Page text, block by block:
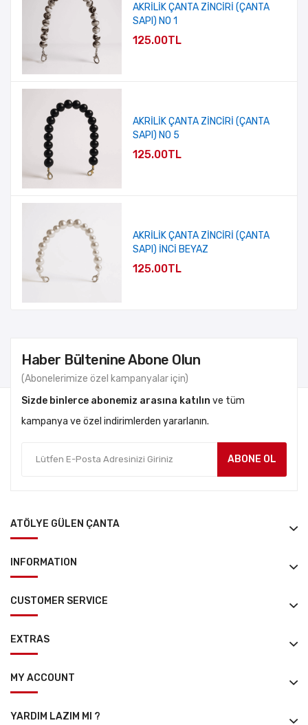
AKRİLİK ÇANTA ZİNCİRİ (ÇANTA
SAPI) NO 1
125.00TL
AKRİLİK ÇANTA ZİNCİRİ (ÇANTA
SAPI) NO 5
125.00TL
AKRİLİK ÇANTA ZİNCİRİ (ÇANTA
SAPI) İNCİ BEYAZ
125.00TL
Haber Bültenine Abone Olun
(Abonelerimize özel kampanyalar için)
Sizde binlerce abonemiz arasına katılın ve tüm
kampanya ve özel indirimlerden yararlanın.
ABONE OL
ATÖLYE GÜLEN ÇANTA
INFORMATION
CUSTOMER SERVICE
EXTRAS
MY ACCOUNT
YARDIM LAZIM MI ?